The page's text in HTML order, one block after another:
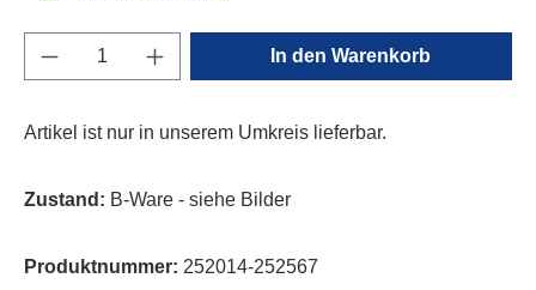
Produkt Anzahl: Gib den gewünschten
In den Warenkorb
Artikel ist nur in unserem Umkreis lieferbar.
Zustand: B-Ware - siehe Bilder
Produktnummer: 252014-252567